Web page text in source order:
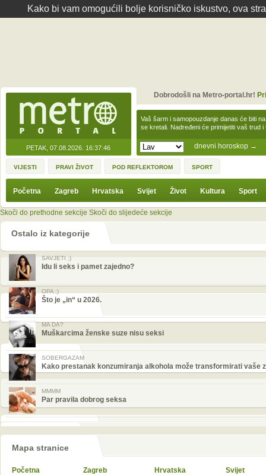
Kako bi vam omogućili bolje korisničko iskustvo, ova
PETAK, 07.08.2026. 16:37:46 dnevni horoskop →
Vaš šarm i samopouzdanje danas će biti
se kretali. Nadređeni će primijetiti vaš trud
Dobrodošli na Metro-portal.hr!
VIJESTI PRAVI ŽIVOT POD REFLEKTOROM SPORT
Početna Zagreb Hrvatska Svijet Život Kultura Sport
Skoči do prethodne sekcije Skoči do slijedeće sekcije
Ostalo iz kategorije
SAVJETI ;)
Idu li seks i pamet zajedno?
OPA ;)
Što je „in“ u 2026.
MA DA?
Muškarcima ženske suze nisu seksi
SOBERGAZAM
Kako prestanak konzumiranja alkohola može transformirati vaše
MMMM
Par pravila dobrog seksa
Mapa stranice
Početna Zagreb Hrvatska Svijet